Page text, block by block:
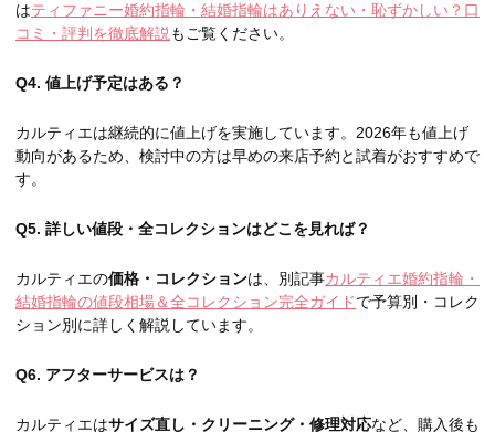
はティファニー婚約指輪・結婚指輪はありえない・恥ずかしい？口
コミ・評判を徹底解説もご覧ください。
Q4. 値上げ予定はある？
カルティエは継続的に値上げを実施しています。2026年も値上げ
動向があるため、検討中の方は早めの来店予約と試着がおすすめで
す。
Q5. 詳しい値段・全コレクションはどこを見れば？
カルティエの価格・コレクションは、別記事カルティエ婚約指輪・
結婚指輪の値段相場＆全コレクション完全ガイドで予算別・コレク
ション別に詳しく解説しています。
Q6. アフターサービスは？
カルティエはサイズ直し・クリーニング・修理対応など、購入後も